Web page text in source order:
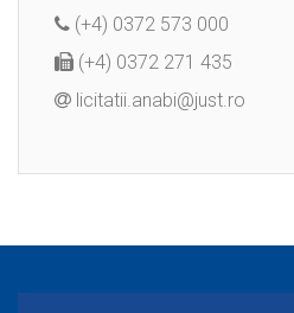
(+4) 0372 573 000
(+4) 0372 271 435
licitatii.anabi@just.ro